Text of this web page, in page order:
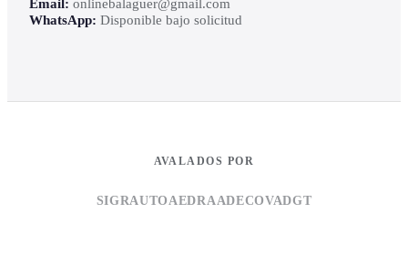
WhatsApp: Disponible bajo solicitud
AVALADOS POR
SIGRAUTOAEDRAADECOVADGT